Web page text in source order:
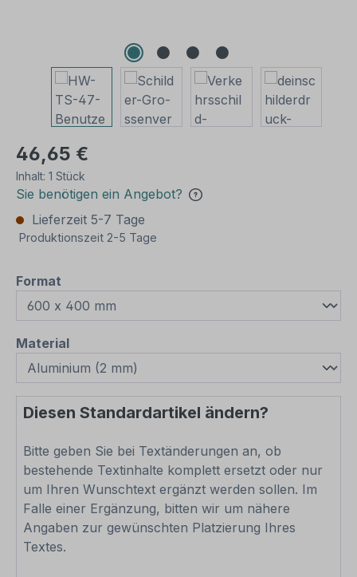
46,65 €
Inhalt: 1 Stück
Sie benötigen ein Angebot?
Lieferzeit 5-7 Tage
Produktionszeit 2-5 Tage
Format
Materialauswählen
Diesen Standardartikel ändern?
Bitte geben Sie bei Textänderungen an, ob
bestehende Textinhalte komplett ersetzt oder nur
um Ihren Wunschtext ergänzt werden sollen. Im
Falle einer Ergänzung, bitten wir um nähere
Angaben zur gewünschten Platzierung Ihres
Textes.